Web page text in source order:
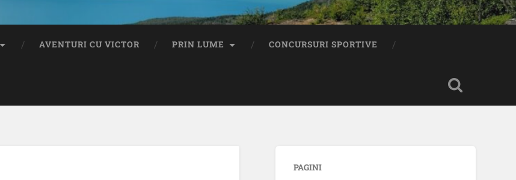
AVENTURI CU VICTOR PRIN LUME CONCURSURI SPORTIVE
PAGINI